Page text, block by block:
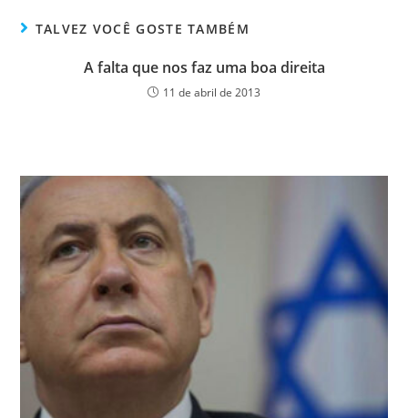
TALVEZ VOCÊ GOSTE TAMBÉM
A falta que nos faz uma boa direita
11 de abril de 2013